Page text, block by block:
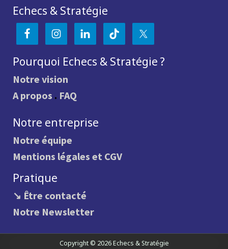
Echecs & Stratégie
Pourquoi Echecs & Stratégie ?
Notre vision
A propos . FAQ
Notre entreprise
Notre équipe
Mentions légales et CGV
Pratique
↘ Être contacté
Notre Newsletter
Copyright © 2026 Echecs & Stratégie